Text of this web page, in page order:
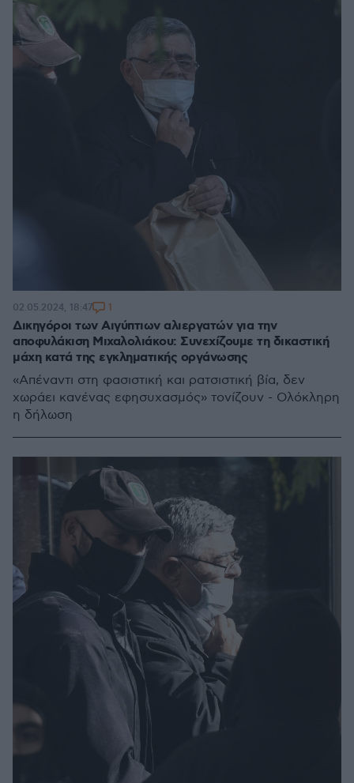
Δικηγόροι των Αιγύπτιων αλιεργατών για την
αποφυλάκιση Μιχαλολιάκου: Συνεχίζουμε τη δικαστική
μάχη κατά της εγκληματικής οργάνωσης
«Απέναντι στη φασιστική και ρατσιστική βία, δεν
χωράει κανένας εφησυχασμός» τονίζουν - Ολόκληρη
η δήλωση
02.05.2024, 18:47 1